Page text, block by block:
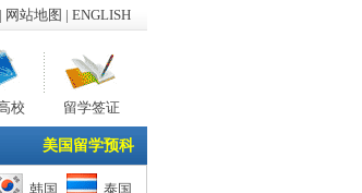
| 网站地图 | ENGLISH
校 留学签证
美国留学预科
韩国
泰国